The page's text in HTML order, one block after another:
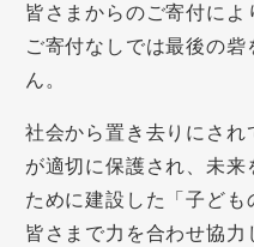
皆さまからのご寄付に
ご寄付なしでは最後の
ん。
社会から置き去りにされ
が適切に保護され、未来
ために建設した「⼦ども
皆さまで⼒を合わせ協